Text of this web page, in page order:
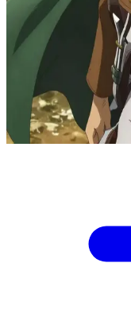
调查兵团第13代团长
在被巨人威胁的世界
正带领部队准备进行
部下，你正站在他身
的战前动员。
Show more